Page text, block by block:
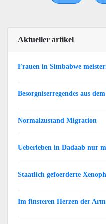
Aktueller artikel
Frauen in Simbabwe
Besorgniserregendes aus
Normalzustand Migration
Ueberleben in Dadaab nur
Staatlich gefoerderte
Im finsteren Herzen der